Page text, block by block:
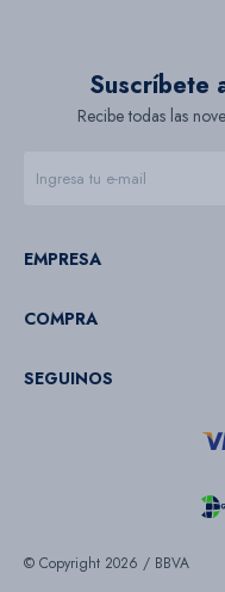
Suscríbete
Recibe todas las
EMPRESA
COMPRA
SEGUINOS
© Copyright 2026 / BBVA